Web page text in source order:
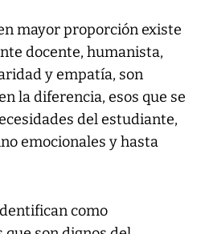
mayor proporción existe
docente, humanista,
y empatía, son
la diferencia, esos que se
del estudiante,
emocionales y hasta
como